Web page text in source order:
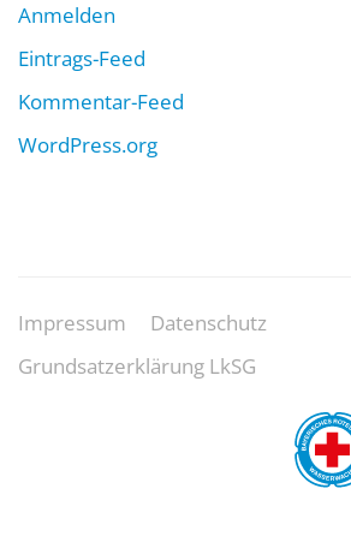
Anmelden
Eintrags-Feed
Kommentar-Feed
WordPress.org
Impressum
Datenschutz
Grundsatzerklärung LkSG